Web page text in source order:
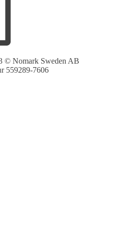
© Nomark Sweden AB
559289-7606